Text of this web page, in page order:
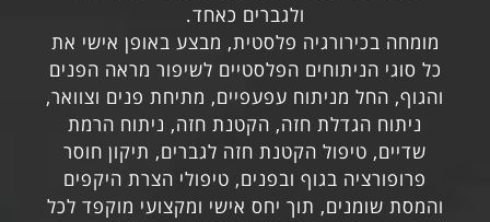
ולגברים כאחד.
מומחה בכירורגיה פלסטית, מבצע באופן אישי את
כל סוגי הניתוחים הפלסטיים לשיפור מראה הפנים
והגוף, החל מניתוח עפעפיים, מתיחת פנים וצוואר,
ניתוח הגדלת חזה, הקטנת חזה, ניתוח הרמת
שדיים, טיפול הקטנת חזה לגברים, תיקון חוסר
פרופורציה בגוף ובפנים, טיפולי הצרת היקפים
והמסת שומנים, תוך יחס אישי ומקצועי מוקפד לכל